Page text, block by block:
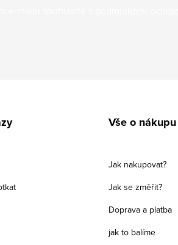
Vše o nákupu
Jak nakupovat?
Jak se změřit?
Doprava a platba
jak to balíme